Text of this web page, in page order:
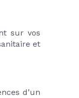
sur vos
et
d’un